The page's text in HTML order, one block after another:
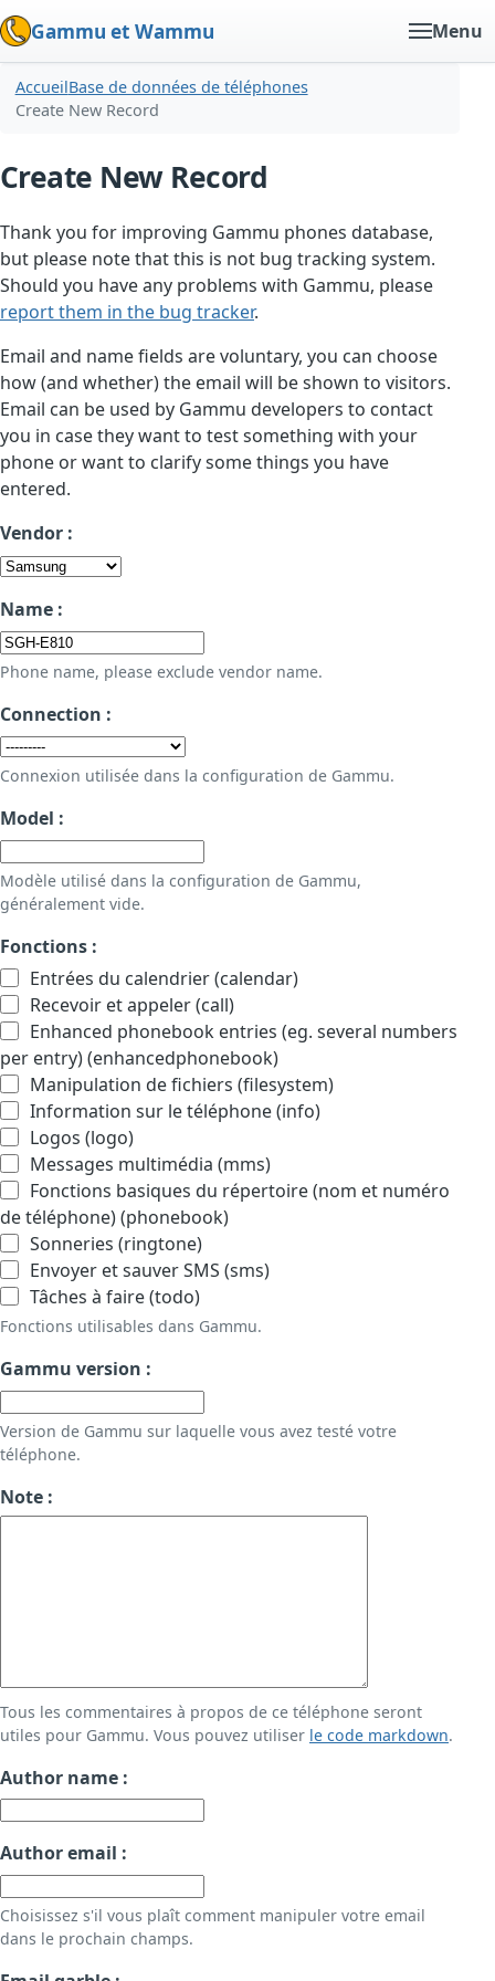
Gammu et Wammu Menu
AccueilBase de données de téléphones
Create New Record
Create New Record
Thank you for improving Gammu phones database,
but please note that this is not bug tracking system.
Should you have any problems with Gammu, please
report them in the bug tracker.
Email and name fields are voluntary, you can choose
how (and whether) the email will be shown to visitors.
Email can be used by Gammu developers to contact
you in case they want to test something with your
phone or want to clarify some things you have
entered.
Vendor :
Name :
Phone name, please exclude vendor name.
Connection :
Connexion utilisée dans la configuration de Gammu.
Model :
Modèle utilisé dans la configuration de Gammu,
généralement vide.
Fonctions :
Entrées du calendrier (calendar)
Recevoir et appeler (call)
Enhanced phonebook entries (eg. several numbers
per entry) (enhancedphonebook)
Manipulation de fichiers (filesystem)
Information sur le téléphone (info)
Logos (logo)
Messages multimédia (mms)
Fonctions basiques du répertoire (nom et numéro
de téléphone) (phonebook)
Sonneries (ringtone)
Envoyer et sauver SMS (sms)
Tâches à faire (todo)
Fonctions utilisables dans Gammu.
Gammu version :
Version de Gammu sur laquelle vous avez testé votre
téléphone.
Note :
Tous les commentaires à propos de ce téléphone seront
utiles pour Gammu. Vous pouvez utiliser le code markdown.
Author name :
Author email :
Choisissez s'il vous plaît comment manipuler votre email
dans le prochain champs.